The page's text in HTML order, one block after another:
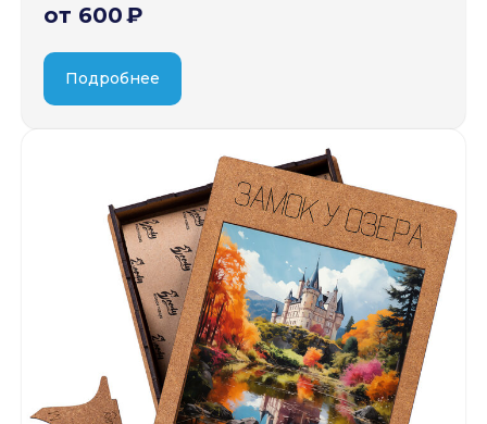
от 600 ₽
Подробнее